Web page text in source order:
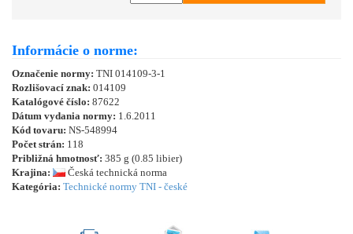
Informácie o norme:
Označenie normy: TNI 014109-3-1
Rozlišovací znak: 014109
Katalógové číslo: 87622
Dátum vydania normy: 1.6.2011
Kód tovaru: NS-548994
Počet strán: 118
Približná hmotnosť: 385 g (0.85 libier)
Krajina:
Česká technická norma
Kategória: Technické normy TNI - české